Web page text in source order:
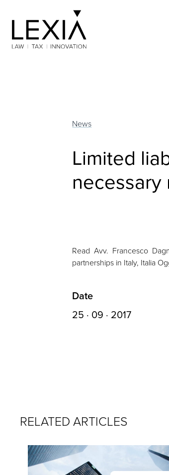
News
Limited
necessary
Read Avv. Francesco
partnerships in Italy, Italia
Date
25 · 09 · 2017
RELATED ARTICLES